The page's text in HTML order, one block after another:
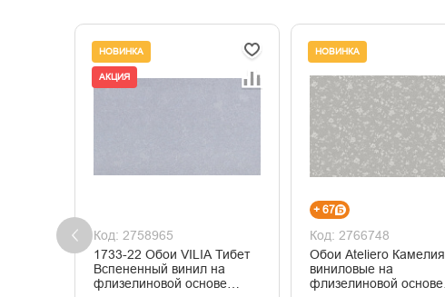
НОВИНКА
АКЦИЯ
Код: 2758965
1733-22 Обои VILIA Тибет
Вспененный винил на
флизелиновой основе
НОВИНКА
+ 67
Код: 2766748
Обои Ateliero Камелия
виниловые на
флизелиновой основе